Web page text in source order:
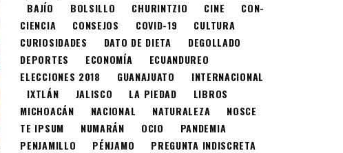
BAJÍO
BOLSILLO CHURINTZIO CINE
CON-
CIENCIA
CONSEJOS COVID-19
CULTURA
CURIOSIDADES
DATO DE DIETA
DEGOLLADO
DEPORTES
ECONOMÍA
ECUANDUREO
ELECCIONES 2018
GUANAJUATO
INTERNACIONAL
IXTLÁN
JALISCO LA PIEDAD
LIBROS
MICHOACÁN
NACIONAL NATURALEZA
NOSCE
TE IPSUM
NUMARÁN OCIO
PANDEMIA
PENJAMILLO
PÉNJAMO
PREGUNTA INDISCRETA